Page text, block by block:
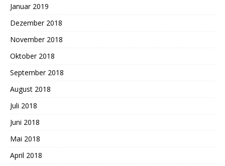
Januar 2019
Dezember 2018
November 2018
Oktober 2018
September 2018
August 2018
Juli 2018
Juni 2018
Mai 2018
April 2018